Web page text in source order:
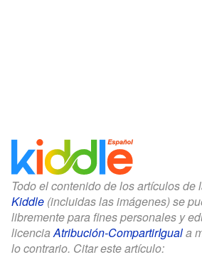
Todo el contenido de los artículos de
Kiddle (incluidas las imágenes) se
libremente para fines personales y
licenciaAtribución-CompartirIguala
lo contrario. Citar este artículo: